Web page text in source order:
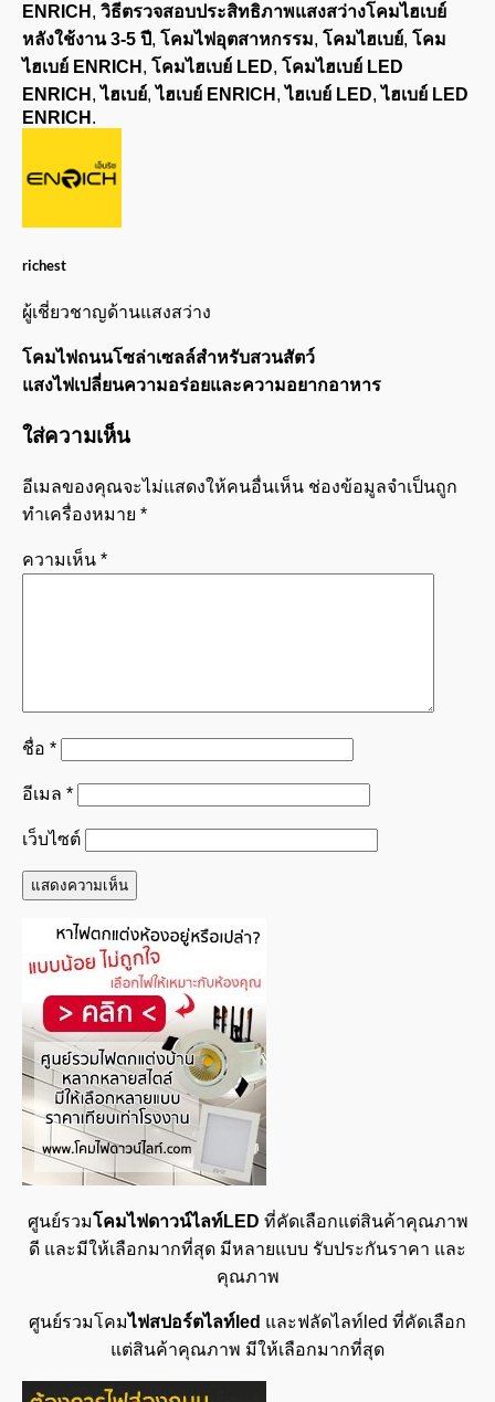
ENRICH , วิธีตรวจสอบประสิทธิภาพแสงสว่างโคมไฮเบย์
หลังใช้งาน 3-5 ปี, โคมไฟอุตสาหกรรม, โคมไฮเบย์, โคม
ไฮเบย์ ENRICH , โคมไฮเบย์ LED, โคมไฮเบย์ LED
ENRICH ,ไฮเบย์,ไฮเบย์ ENRICH ,ไฮเบย์ LED,ไฮเบย์ LED
ENRICH .
richest
ผู้เชี่ยวชาญด้านแสงสว่าง
โคมไฟถนนโซล่าเซลล์สำหรับสวนสัตว์
แสงไฟเปลี่ยนความอร่อยและความอยากอาหาร
ใส่ความเห็น
อีเมลของคุณจะไม่แสดงให้คนอื่นเห็น ช่องข้อมูลจำเป็นถูก
ทำเครื่องหมาย *
ความเห็น *
ชื่อ *
อีเมล *
เว็บไซต์
ศูนย์รวมโคมไฟดาวน์ไลท์LED ที่คัดเลือกแต่สินค้าคุณภาพ
ดี และมีให้เลือกมากที่สุด มีหลายแบบ รับประกันราคา และ
คุณภาพ
ศูนย์รวมโคมไฟสปอร์ตไลท์led และฟลัดไลท์led ที่คัดเลือก
แต่สินค้าคุณภาพ มีให้เลือกมากที่สุด